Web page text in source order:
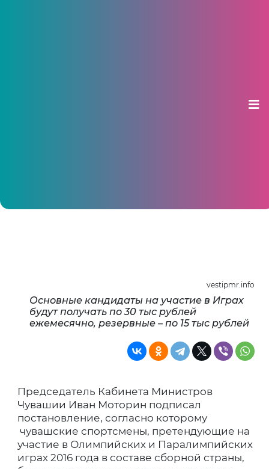
vestipmr.info
Основные кандидаты на участие в Играх
будут получать по 30 тыс рублей
ежемесячно, резервные – по 15 тыс рублей
Председатель Кабинета Министров
Чувашии Иван Моторин подписал
постановление, согласно которому
чувашские спортсмены, претендующие на
участие в Олимпийских и Паралимпийских
играх 2016 года в составе сборной страны,